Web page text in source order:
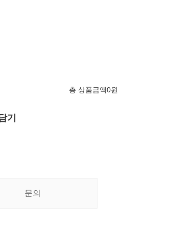
총 상품금액0원
기
문의